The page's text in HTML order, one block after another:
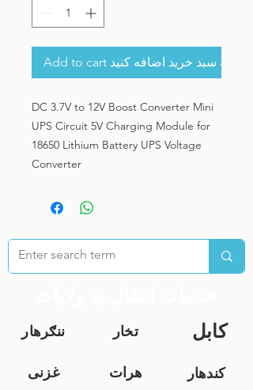
Add to cart به سبد خرید اضافه کنید
DC 3.7V to 12V Boost Converter Mini
UPS Circuit 5V Charging Module for
18650 Lithium Battery UPS Voltage
Converter
ننګرهار تخار کابل
غزنی هرات
کندهار